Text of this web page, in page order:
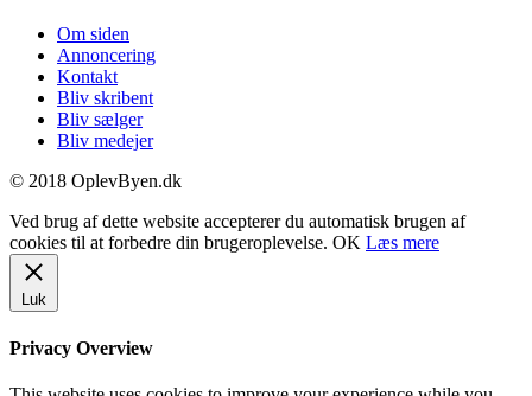
Om siden
Annoncering
Kontakt
Bliv skribent
Bliv sælger
Bliv medejer
© 2018 OplevByen.dk
Ved brug af dette website accepterer du automatisk brugen af
cookies til at forbedre din brugeroplevelse. OK Læs mere
Luk
Privacy Overview